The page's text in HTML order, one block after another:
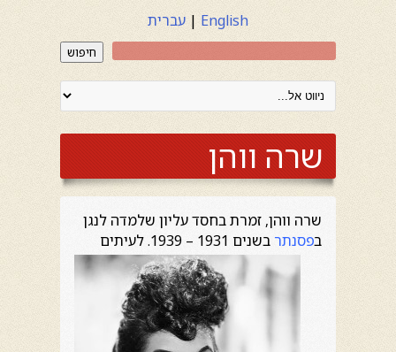
English
| עברית
חיפוש
שרה ווהן
שרה ווהן, זמרת בחסד עליון שלמדה לנגן
בפסנתר בשנים 1931 – 1939. לעיתים